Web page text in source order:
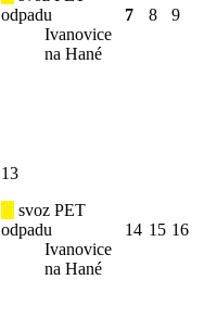
odpadu
Ivanovice
na Hané
7 8 9
13
svoz PET
odpadu
Ivanovice
na Hané
14 15 16